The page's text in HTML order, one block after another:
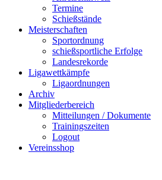
Termine
Schießstände
Meisterschaften
Sportordnung
schießsportliche Erfolge
Landesrekorde
Ligawettkämpfe
Ligaordnungen
Archiv
Mitgliederbereich
Mitteilungen / Dokumente
Trainingszeiten
Logout
Vereinsshop